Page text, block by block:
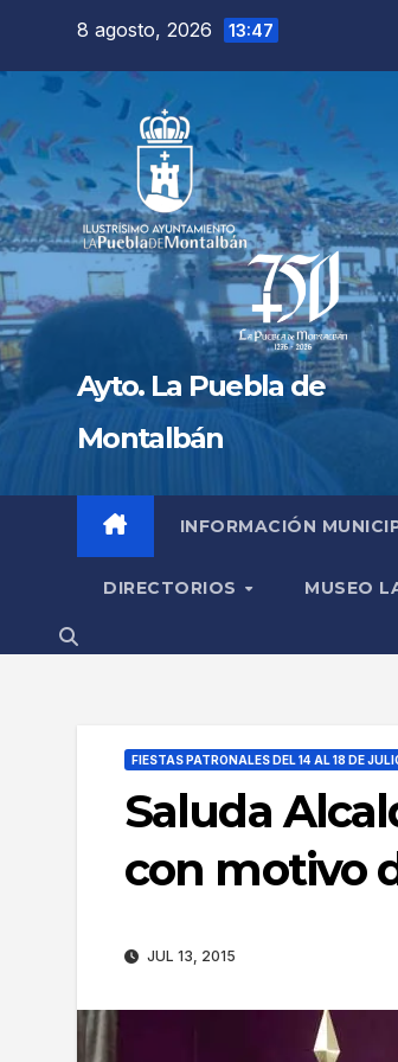
contenido
8 agosto, 2026 13:47
Ayto. La Puebla de
Montalbán
INFORMACIÓN
DIRECTORIOS MUSEO
FIESTAS PATRONALES DEL 14 AL 18 DE
Saluda
con motivo
JUL 13, 2015